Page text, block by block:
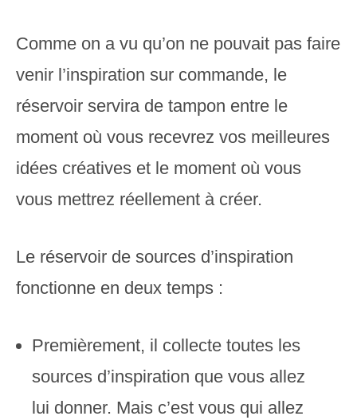
Comme on a vu qu’on ne pouvait pas faire
venir l’inspiration sur commande, le
réservoir servira de tampon entre le
moment où vous recevrez vos meilleures
idées créatives et le moment où vous
vous mettrez réellement à créer.
Le réservoir de sources d’inspiration
fonctionne en deux temps :
Premièrement, il collecte toutes les
sources d’inspiration que vous allez
lui donner. Mais c’est vous qui allez